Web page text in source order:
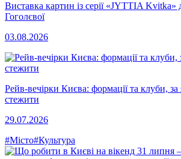
Виставка картин із серії «JYTTIA Kvitka»
Гоголєвої
03.08.2026
Рейв-вечірки Києва: формації та клуби,
стежити
29.07.2026
#Місто#Культура